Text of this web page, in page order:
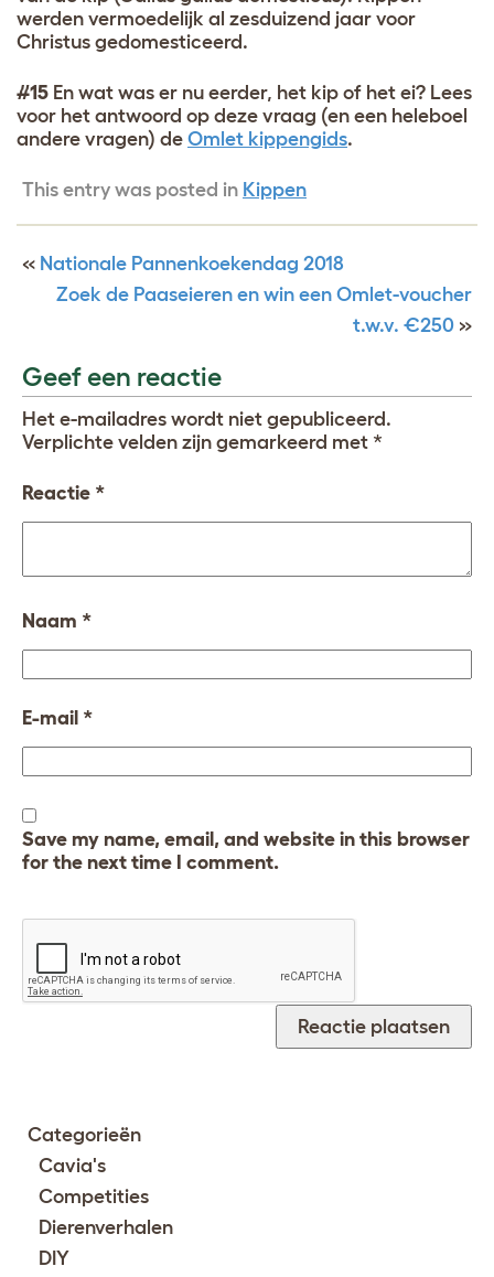
werden vermoedelijk al zesduizend jaar voor
Christus gedomesticeerd.
#15 En wat was er nu eerder, het kip of het ei? Lees
voor het antwoord op deze vraag (en een heleboel
andere vragen) de Omlet kippengids.
This entry was posted in Kippen
« Nationale Pannenkoekendag 2018
Zoek de Paaseieren en win een Omlet-voucher
t.w.v. €250 »
Geef een reactie
Het e-mailadres wordt niet gepubliceerd.
Verplichte velden zijn gemarkeerd met *
Reactie *
Naam *
E-mail *
Save my name, email, and website in this browser
for the next time I comment.
Categorieën
Cavia's
Competities
Dierenverhalen
DIY